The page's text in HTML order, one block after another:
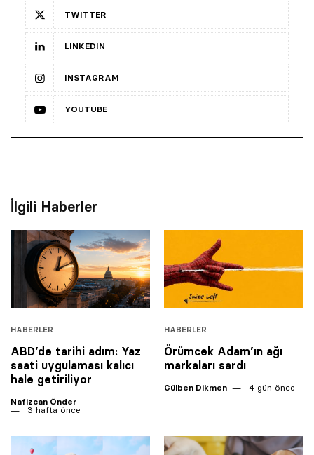
TWITTER
LINKEDIN
INSTAGRAM
YOUTUBE
İlgili Haberler
HABERLER
ABD’de tarihi adım: Yaz
saati uygulaması kalıcı
hale getiriliyor
Nafizcan Önder
3 hafta önce
HABERLER
Örümcek Adam’ın ağı
markaları sardı
Gülben Dikmen 4 gün önce